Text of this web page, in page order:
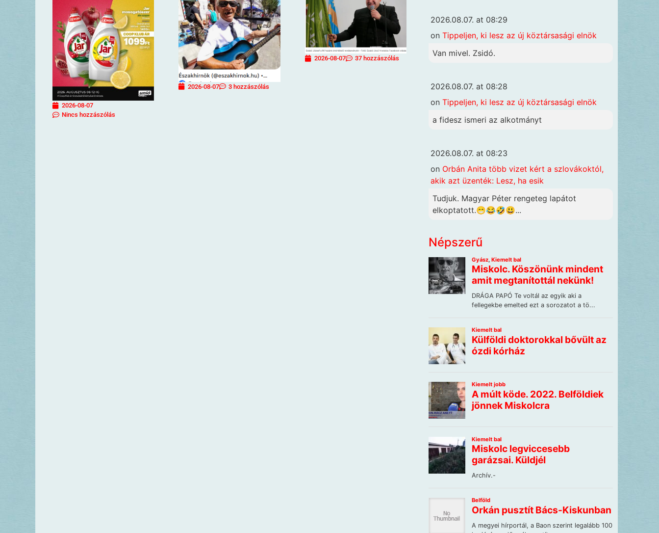
2026-08-07
Nincs hozzászólás
2026-08-07 3 hozzászólás
2026-08-07 37 hozzászólás
2026.08.07. at 08:29
on Tippeljen, ki lesz az új köztársasági elnök
Van mivel. Zsidó.
2026.08.07. at 08:28
on Tippeljen, ki lesz az új köztársasági elnök
a fidesz ismeri az alkotmányt
2026.08.07. at 08:23
on Orbán Anita több vizet kért a szlovákoktól,
akik azt üzenték: Lesz, ha esik
Tudjuk. Magyar Péter rengeteg lapátot
elkoptatott.😁😂🤣😃...
Népszerű